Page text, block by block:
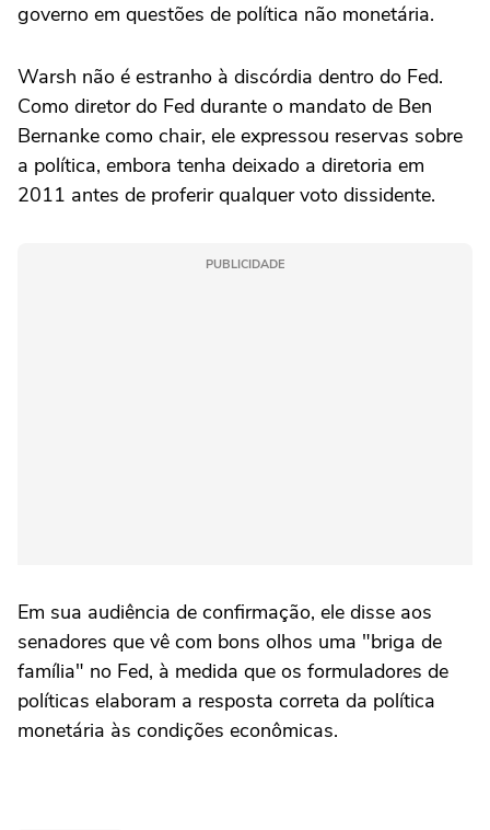
governo em questões de política não monetária.
Warsh não é estranho à discórdia dentro do Fed.
Como diretor do Fed durante o mandato de Ben
Bernanke como chair, ele expressou reservas sobre
a política, embora tenha deixado a diretoria em
2011 antes de proferir qualquer voto dissidente.
PUBLICIDADE
Em sua audiência de confirmação, ele disse aos
senadores que vê com bons olhos uma "briga de
família" no Fed, à medida que os formuladores de
políticas elaboram a resposta correta da política
monetária às condições econômicas.